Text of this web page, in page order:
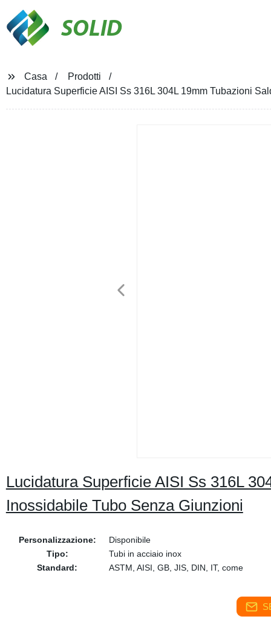
SOLID
Casa
Prodotti
Lucidatura Superficie AISI Ss 316L 304L 19mm Tubazioni
Lucidatura Superficie AISI Ss 316L
Inossidabile Tubo Senza Giunzioni
Personalizzazione:
Disponibile
Tipo:
Tubi in acciaio inox
Standard:
ASTM, AISI, GB, JIS, DIN, IT, come